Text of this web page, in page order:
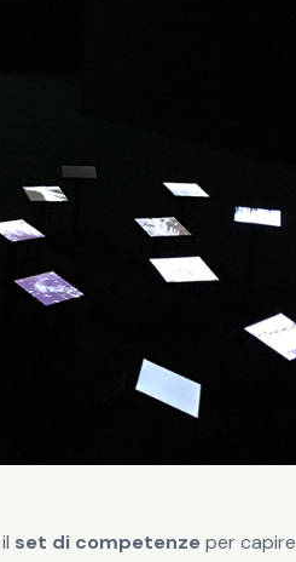
set di competenze per capire